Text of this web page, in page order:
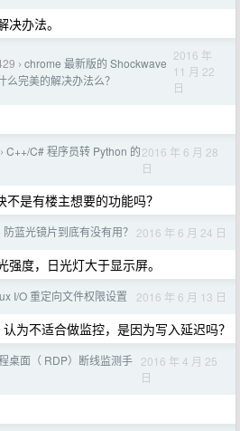
办法。
› chrome 最新版的 Shockwave
完美的解决办法么？
2016 年
11 月 22
日
› C++/C# 程序员转 Python 的2016 年 6 月 28
日
是有楼主想要的功能吗？
防蓝光镜片到底有没有用？ 2016 年 6 月 24 日
度，日光灯大于显示屏。
I/O 重定向文件权限设置 2016 年 6 月 13 日
为不适合做监控，是因为写入延迟吗？
桌面（ RDP）断线监测手 2016 年 4 月 25
日